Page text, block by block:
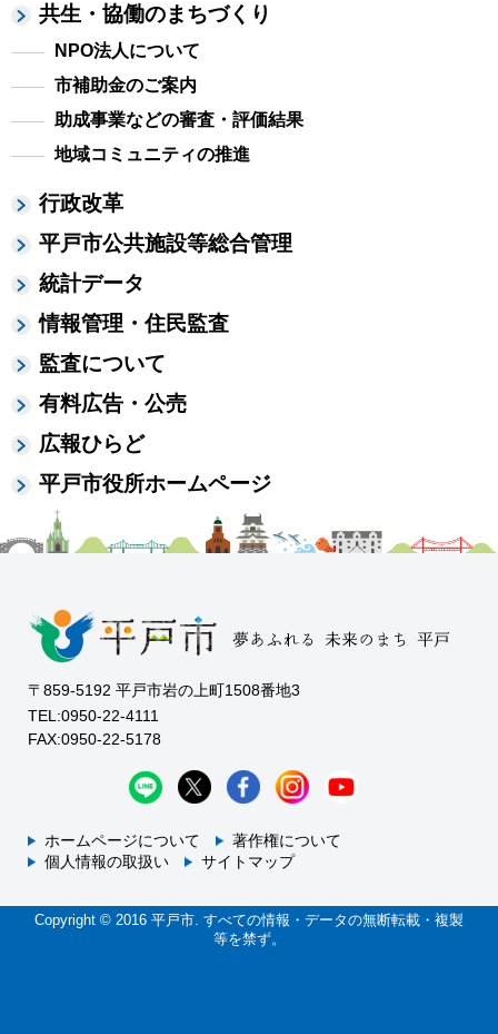
共生・協働のまちづくり
NPO法人について
市補助金のご案内
助成事業などの審査・評価結果
地域コミュニティの推進
行政改革
平戸市公共施設等総合管理
統計データ
情報管理・住民監査
監査について
有料広告・公売
広報ひらど
平戸市役所ホームページ
〒859-5192 平戸市岩の上町1508番地3
TEL:0950-22-4111
FAX:0950-22-5178
ホームページについて
著作権について
個人情報の取扱い
サイトマップ
Copyright © 2016 平戸市. すべての情報・データの無断転載・複製
等を禁ず。